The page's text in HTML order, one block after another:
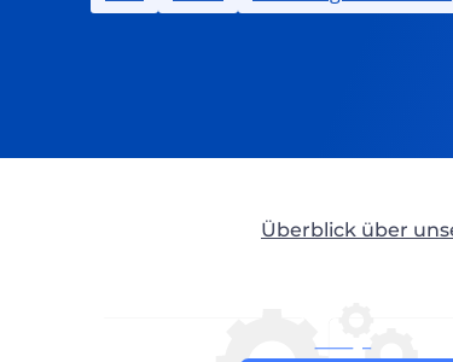
Überblick über